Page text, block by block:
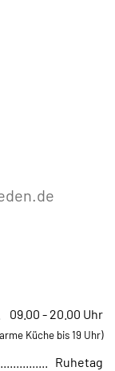
09.00 - 20.00 Uhr
Küche bis 19 Uhr)
Ruhetag